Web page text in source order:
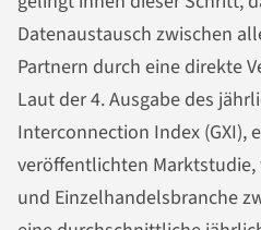
Datenaustausch zwischen
Partnern durch eine direkte
Laut der 4. Ausgabe des
Interconnection Index (GXI),
veröffentlichten
und Einzelhandelsbranche